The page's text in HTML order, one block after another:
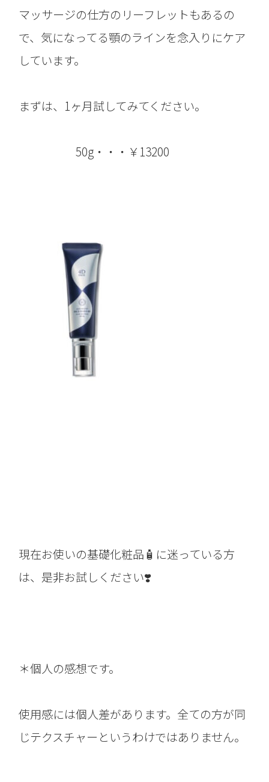
マッサージの仕方のリーフレットもあるの
で、気になってる顎のラインを念入りにケア
しています。
まずは、1ヶ月試してみてください。
50g・・・￥13200
現在お使いの基礎化粧品🧴に迷っている方
は、是非お試しください❣️
＊個人の感想です。
使用感には個人差があります。全ての方が同
じテクスチャーというわけではありません。